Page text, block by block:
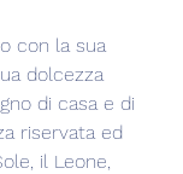
con la sua
dolcezza
di casa e di
riservata ed
il Leone,